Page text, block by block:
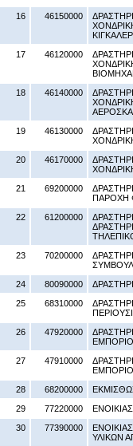
16
46150000
17
46120000
18
46140000
19
46130000
20
46170000
21
69200000
ΠΑΡΟΧΗ
22
61200000
23
70200000
24
80090000
25
68310000
26
47920000
ΕΜΠΟΡΙΟ
27
47910000
ΕΜΠΟΡΙΟ
28
68200000
29
77220000
30
77390000
ΥΛΙΚΩΝ